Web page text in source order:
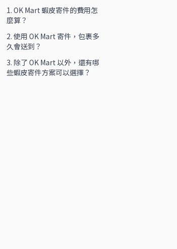
1. OK Mart 蝦皮寄件的費用怎
麼算？
2. 使用 OK Mart 寄件，包裹多
久會送到？
3. 除了 OK Mart 以外，還有哪
些蝦皮寄件方案可以選擇？